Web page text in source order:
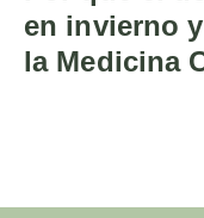
en invierno
la Medicina